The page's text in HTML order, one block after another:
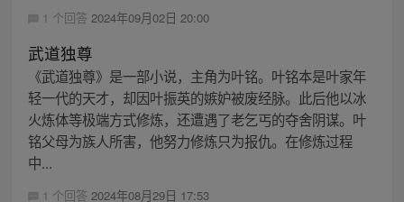
1 个回答 2024年09月02日 20:00
武道独尊
《武道独尊》是一部小说，主角为叶铭。叶铭本是叶家年
轻一代的天才，却因叶振英的嫉妒被废经脉。此后他以冰
火炼体等极端方式修炼，还遭遇了老乞丐的夺舍阴谋。叶
铭父母为族人所害，他努力修炼只为报仇。在修炼过程
中...
1 个回答 2024年08月29日 17:53